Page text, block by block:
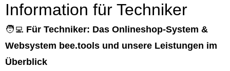
Information für Techniker
🧑‍💻 Für Techniker: Das Onlineshop-System &
Websystem bee.tools und unsere Leistungen im
Überblick